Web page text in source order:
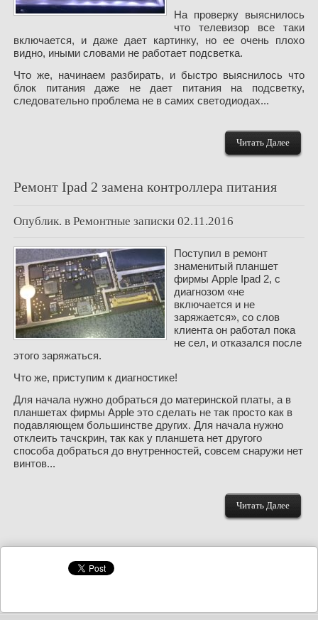
На проверку выяснилось
что телевизор все таки
включается, и даже дает картинку, но ее очень плохо
видно, иными словами не работает подсветка.
Что же, начинаем разбирать, и быстро выяснилось что
блок питания даже не дает питания на подсветку,
следовательно проблема не в самих светодиодах...
Читать Далее
Ремонт Ipad 2 замена контроллера питания
Опублик. в Ремонтные записки 02.11.2016
Поступил в ремонт
знаменитый планшет
фирмы Apple Ipad 2, с
диагнозом «не
включается и не
заряжается», со слов
клиента он работал пока
не сел, и отказался после
этого заряжаться.
Что же, приступим к диагностике!
Для начала нужно добраться до материнской платы, а в
планшетах фирмы Apple это сделать не так просто как в
подавляющем большинстве других. Для начала нужно
отклеить тачскрин, так как у планшета нет другого
способа добраться до внутренностей, совсем снаружи нет
винтов...
Читать Далее